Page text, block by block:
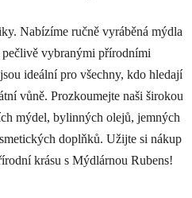
Nabízíme ručně vyráběná mýdla
vybranými přírodními
ideální pro všechny, kdo hledají
vůně. Prozkoumejte naši širokou
mýdel, bylinných olejů, jemných
doplňků. Užijte si nákup
krásu s Mýdlárnou Rubens!